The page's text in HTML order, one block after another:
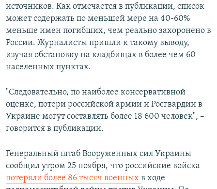
источников. Как отмечается в публикации, список
может содержать по меньшей мере на 40-60%
меньше имен погибших, чем реально захоронено в
России. Журналисты пришли к такому выводу,
изучая обстановку на кладбищах в более чем 60
населенных пунктах.
"Следовательно, по наиболее консервативной
оценке, потери российской армии и Росгвардии в
Украине могут составлять более 18 600 человек", –
говорится в публикации.
Генеральный штаб Вооруженных сил Украины
сообщил утром 25 ноября, что российские войска
потеряли более 86 тысяч военных в ходе